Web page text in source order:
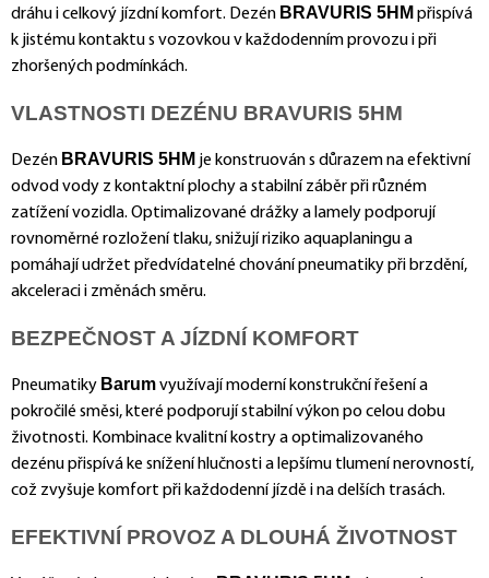
dráhu i celkový jízdní komfort. Dezén BRAVURIS 5HM přispívá
k jistému kontaktu s vozovkou v každodenním provozu i při
zhoršených podmínkách.
VLASTNOSTI DEZÉNU BRAVURIS 5HM
Dezén BRAVURIS 5HM je konstruován s důrazem na efektivní
odvod vody z kontaktní plochy a stabilní záběr při různém
zatížení vozidla. Optimalizované drážky a lamely podporují
rovnoměrné rozložení tlaku, snižují riziko aquaplaningu a
pomáhají udržet předvídatelné chování pneumatiky při brzdění,
akceleraci i změnách směru.
BEZPEČNOST A JÍZDNÍ KOMFORT
Pneumatiky Barumvyužívají moderní konstrukční řešení a
pokročilé směsi, které podporují stabilní výkon po celou dobu
životnosti. Kombinace kvalitní kostry a optimalizovaného
dezénu přispívá ke snížení hlučnosti a lepšímu tlumení nerovností,
což zvyšuje komfort při každodenní jízdě i na delších trasách.
EFEKTIVNÍ PROVOZ A DLOUHÁ ŽIVOTNOST